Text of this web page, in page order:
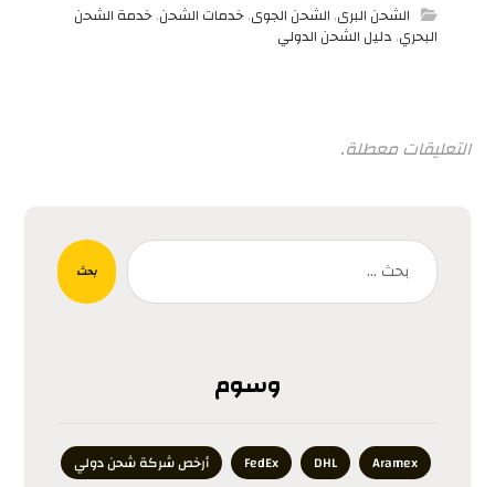
الشحن البرى, الشحن الجوى,خدمات الشحن,خدمة الشحن
البحري, دليل الشحن الدولي
التعليقات معطلة.
بحث
وسوم
Aramex
DHL
FedEx
أرخص شركة شحن دولي